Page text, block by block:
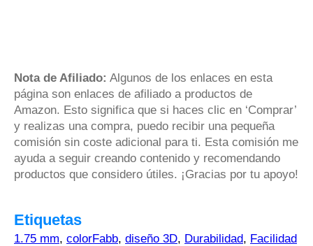
Nota de Afiliado: Algunos de los enlaces en esta
página son enlaces de afiliado a productos de
Amazon. Esto significa que si haces clic en ‘Comprar’
y realizas una compra, puedo recibir una pequeña
comisión sin coste adicional para ti. Esta comisión me
ayuda a seguir creando contenido y recomendando
productos que considero útiles. ¡Gracias por tu apoyo!
Etiquetas
1.75 mm, colorFabb, diseño 3D, Durabilidad, Facilidad